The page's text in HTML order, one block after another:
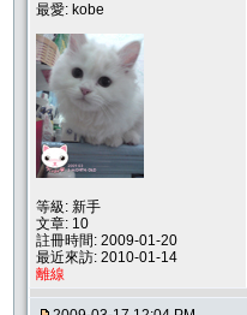
最愛: kobe
等級: 新手
文章: 10
註冊時間: 2009-01-20
最近來訪: 2010-01-14
離線